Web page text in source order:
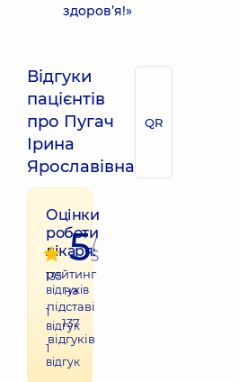
здоров’я!»
Відгуки
пацієнтів
про Пугач
Ірина
Ярославівна
QR
Оцінки
роботи
лікаря:
135
відгуків
1
відгук
1
відгук
5/
5
рейтинг
на
підставі
137
відгуків